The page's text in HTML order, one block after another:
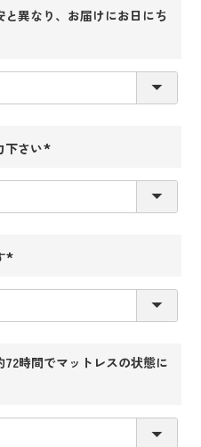
異なり、お届けにお日にち
下さい
時間でマットレスの状態に